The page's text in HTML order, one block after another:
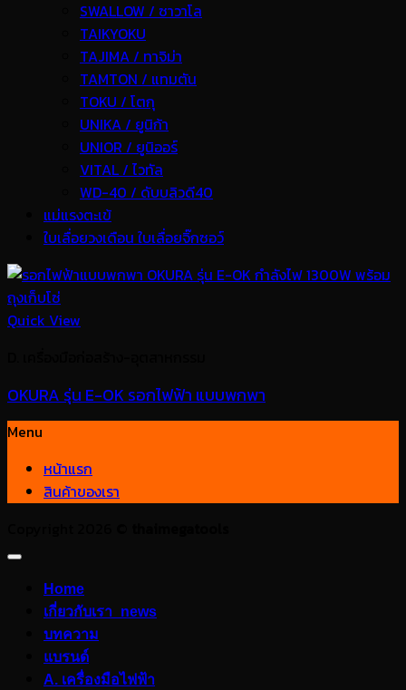
SWALLOW / ซาวาโล
TAIKYOKU
TAJIMA / ทาจิม่า
TAMTON / แทมตัน
TOKU / โตกุ
UNIKA / ยูนิก้า
UNIOR / ยูนิออร์
VITAL / ไวทัล
WD-40 / ดับบลิวดี40
แม่แรงตะเข้
ใบเลื่อยวงเดือน ใบเลื่อยจิ๊กซอว์
Quick View
OKURA รุ่น E-OK รอกไฟฟ้า แบบพกพา
Menu
หน้าแรก
สินค้าของเรา
Home
เกี่ยวกับเรา_news
บทความ
แบรนด์
A. เครื่องมือไฟฟ้า